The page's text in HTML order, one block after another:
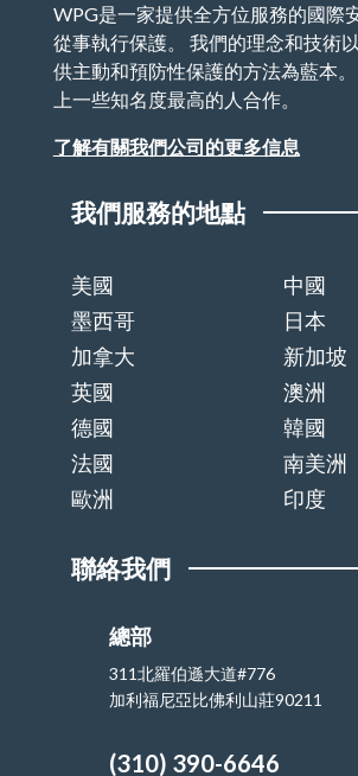
WPG是一家提供全方位服務的國際
從事執行保護。 我們的理念和技術
供主動和預防性保護的方法為藍本
上一些知名度最高的人合作。
了解有關我們公司的更多信息
我們服務的地點
美國
中國
墨西哥
日本
加拿大
新加坡
英國
澳洲
德國
韓國
法國
南美洲
歐洲
印度
聯絡我們
總部
311北羅伯遜大道#776
加利福尼亞比佛利山莊90211
(310) 390-6646